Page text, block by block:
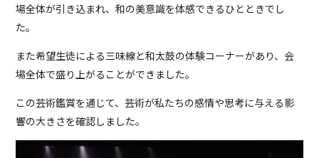
場全体が引き込まれ、和の美意識を体感できるひとときでし
た。
また希望生徒による三味線と和太鼓の体験コーナーがあり、会
場全体で盛り上がることができました。
この芸術鑑賞を通じて、芸術が私たちの感情や思考に与える影
響の大きさを確認しました。